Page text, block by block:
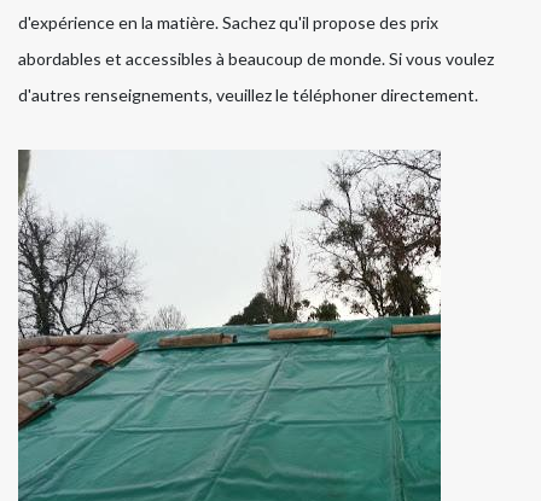
d'expérience en la matière. Sachez qu'il propose des prix
abordables et accessibles à beaucoup de monde. Si vous voulez
d'autres renseignements, veuillez le téléphoner directement.